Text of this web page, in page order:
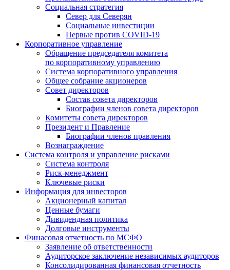
Социальная стратегия
Север для Северян
Социальные инвестиции
Первые против COVID‑19
Корпоративное управление
Обращение председателя комитета
по корпоративному управлению
Система корпоративного управления
Общее собрание акционеров
Совет директоров
Состав совета директоров
Биографии членов совета директоров
Комитеты совета директоров
Президент и Правление
Биографии членов правления
Вознаграждение
Система контроля и управление рисками
Система контроля
Риск-менеджмент
Ключевые риски
Информация для инвесторов
Акционерный капитал
Ценные бумаги
Дивидендная политика
Долговые инструменты
Финасовая отчетность по МСФО
Заявление об ответственности
Аудиторское заключение независимых аудиторов
Консолидированная финансовая отчетность